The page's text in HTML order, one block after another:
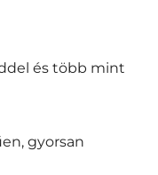
és több mint
gyorsan